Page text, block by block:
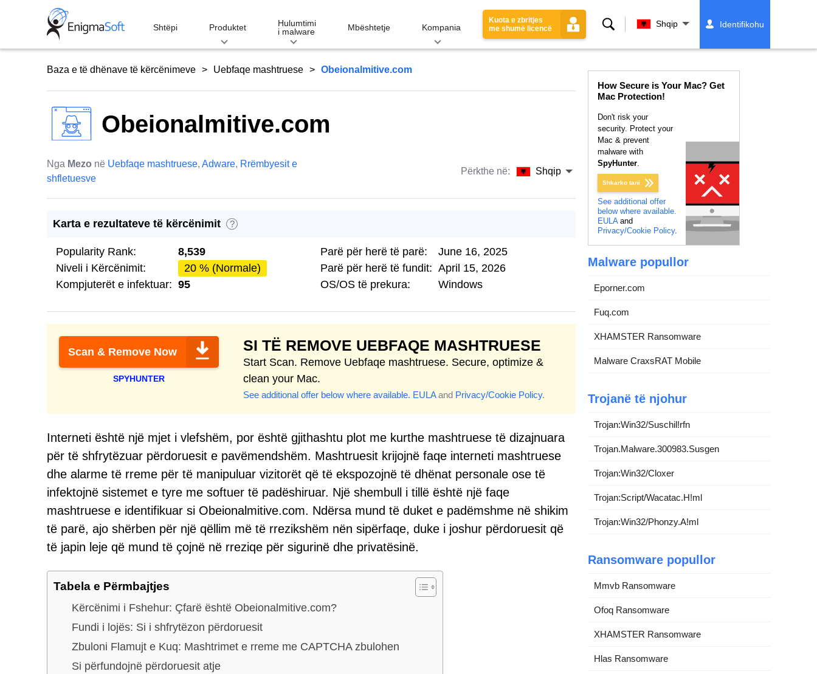
Shtëpi Produktet
Hulumtimi
i malware
Mbështetje Kompania
Kuota e zbritjes
me shumë licencë
Kërko Shqip Identifikohu
Baza e të dhënave të kërcënimeve Uebfaqe mashtruese Obeionalmitive.com
Obeionalmitive.com
Nga Mezo në Uebfaqe mashtruese, Adware, Rrëmbyesit e
shfletuesve
Përkthe në: Shqip
Karta e rezultateve të kërcënimit ?
Popularity Rank:
8,539
Niveli i Kërcënimit:
20 % (Normale)
Kompjuterët e infektuar: 95
Parë për herë të parë:
June 16, 2025
Parë për herë të fundit: April 15, 2026
OS/OS të prekura:
Windows
Scan & Remove Now
SPYHUNTER
SI TË REMOVE UEBFAQE MASHTRUESE
Start Scan. Remove Uebfaqe mashtruese. Secure, optimize &
clean your Mac.
See additional offer below where available. EULAand Privacy/Cookie Policy.
Interneti është një mjet i vlefshëm, por është gjithashtu plot me kurthe mashtruese të dizajnuara
për të shfrytëzuar përdoruesit e pavëmendshëm. Mashtruesit krijojnë faqe interneti mashtruese
dhe alarme të rreme për të manipuluar vizitorët që të ekspozojnë të dhënat personale ose të
infektojnë sistemet e tyre me softuer të padëshiruar. Një shembull i tillë është një faqe
mashtruese e identifikuar si Obeionalmitive.com. Ndërsa mund të duket e padëmshme në shikim
të parë, ajo shërben për një qëllim më të rrezikshëm nën sipërfaqe, duke i joshur përdoruesit që
të japin leje që mund të çojnë në rreziqe për sigurinë dhe privatësinë.
Tabela e Përmbajtjes
Kërcënimi i Fshehur: Çfarë është Obeionalmitive.com?
Fundi i lojës: Si i shfrytëzon përdoruesit
Zbuloni Flamujt e Kuq: Mashtrimet e rreme me CAPTCHA zbulohen
Si përfundojnë përdoruesit atje
How Secure is Your Mac? Get
Mac Protection!
Don't risk your
security. Protect your
Mac & prevent
malware with
SpyHunter.
Shkarko tani
See additional offer
below where available.
EULAand
Privacy/Cookie Policy.
Malware popullor
Eporner.com
Fuq.com
XHAMSTER Ransomware
Malware CraxsRAT Mobile
Trojanë të njohur
Trojan:Win32/Suschil!rfn
Trojan.Malware.300983.Susgen
Trojan:Win32/Cloxer
Trojan:Script/Wacatac.H!ml
Trojan:Win32/Phonzy.A!ml
Ransomware popullor
Mmvb Ransomware
Ofoq Ransomware
XHAMSTER Ransomware
Hlas Ransomware